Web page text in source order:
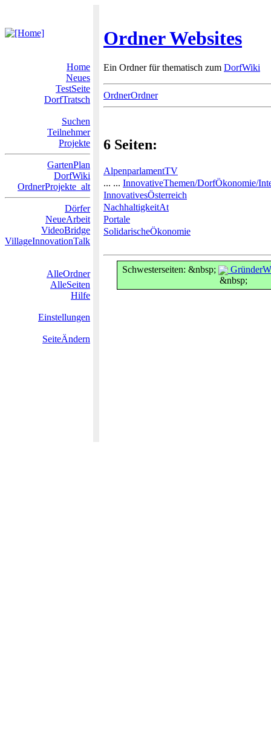
Ordner Websites
Home
Neues
TestSeite
DorfTratsch
Suchen
Teilnehmer
Projekte
GartenPlan
DorfWiki
OrdnerProjekte_alt
Dörfer
NeueArbeit
VideoBridge
VillageInnovationTalk
AlleOrdner
AlleSeiten
Hilfe
Einstellungen
SeiteÄndern
Ein Ordner für thematisch zum DorfWiki
OrdnerOrdner
6 Seiten:
AlpenparlamentTV
... ... InnovativeThemen/DorfÖkonomie/
InnovativesÖsterreich
NachhaltigkeitAt
Portale
SolidarischeÖkonomie
Schwesterseiten: &nbsp;
&nbsp;